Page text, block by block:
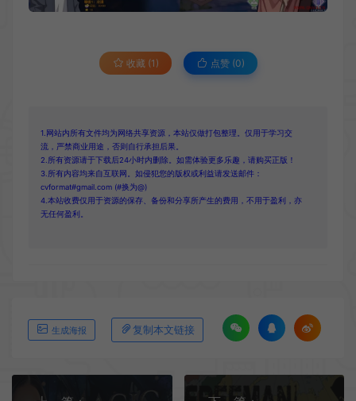
收藏 (1) 点赞 (0)
1.网站内所有文件均为网络共享资源，本站仅做打包整理。仅用于学习交
流，严禁商业用途，否则自行承担后果。
2.所有资源请于下载后24小时内删除。如需体验更多乐趣，请购买正版！
3.所有内容均来自互联网。如侵犯您的版权或利益请发送邮件：
cvformat#gmail.com (#换为@)
4.本站收费仅用于资源的保存、备份和分享所产生的费用，不用于盈利，亦
无任何盈利。
生成海报 复制本文链接